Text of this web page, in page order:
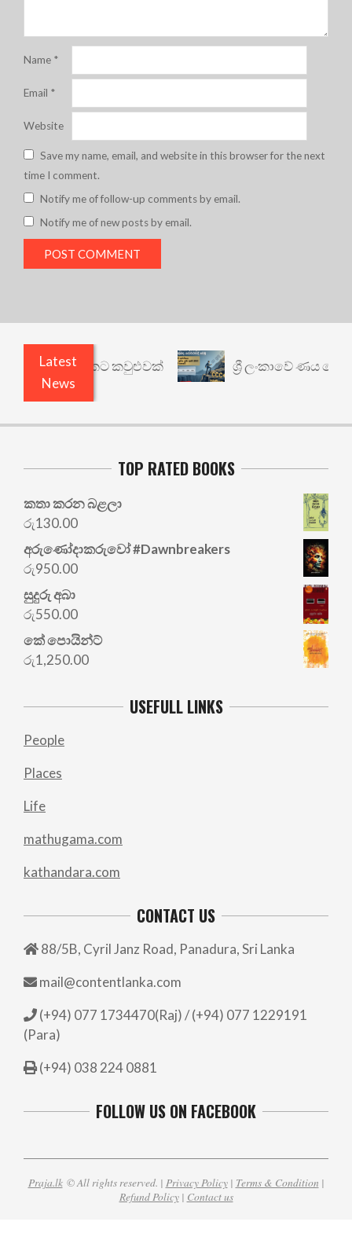
Name *
Email *
Website
Save my name, email, and website in this browser for the next
time I comment.
Notify me of follow-up comments by email.
Notify me of new posts by email.
Latest
News
යථාර්ථයකට කවුළුවක් ශ්‍රී ලංකාවේ ණය
TOP RATED BOOKS
කතා කරන බළලා
රු130.00
අරු‍ණෝදාකරුවෝ #Dawnbreakers
රු950.00
සුදුරු අබා
රු550.00
කේ පොයින්ට්
රු1,250.00
USEFULL LINKS
People
Places
Life
mathugama.com
kathandara.com
CONTACT US
88/5B, Cyril Janz Road, Panadura, Sri Lanka
mail@contentlanka.com
(+94) 077 1734470(Raj) / (+94) 077 1229191
(Para)
(+94) 038 224 0881
FOLLOW US ON FACEBOOK
Praja.lk© All rights reserved. | Privacy Policy| Terms & Condition |
Refund Policy| Contact us